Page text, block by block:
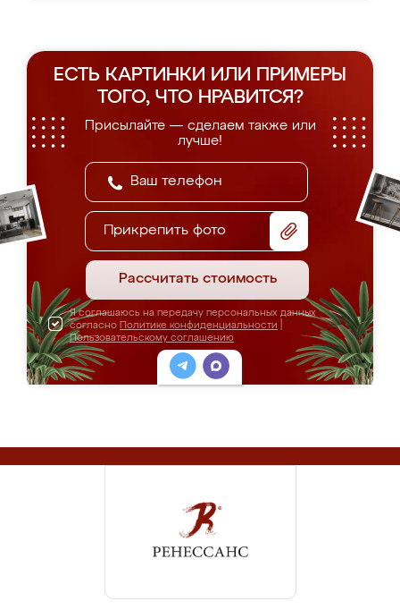
ЕСТЬ КАРТИНКИ ИЛИ ПРИМЕРЫ
ТОГО, ЧТО НРАВИТСЯ?
Присылайте — сделаем также или
лучше!
Прикрепить фото
Рассчитать стоимость
Я соглашаюсь на передачу персональных данных
согласно Политике конфиденциальности
Пользовательскому соглашению